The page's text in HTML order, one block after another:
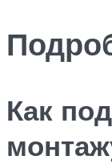
Как